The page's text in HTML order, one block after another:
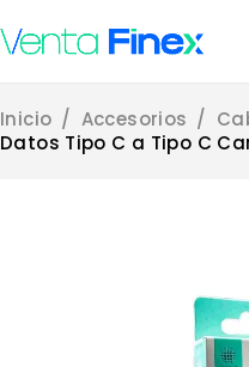
Inicio / Accesorios /
Datos Tipo C a Tipo C